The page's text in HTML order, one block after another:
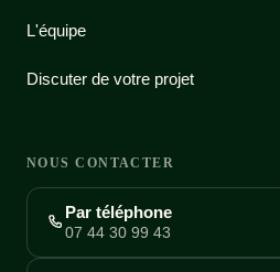
L'équipe
Discuter de votre projet
NOUS CONTACTER
Par téléphone
07 44 30 99 43